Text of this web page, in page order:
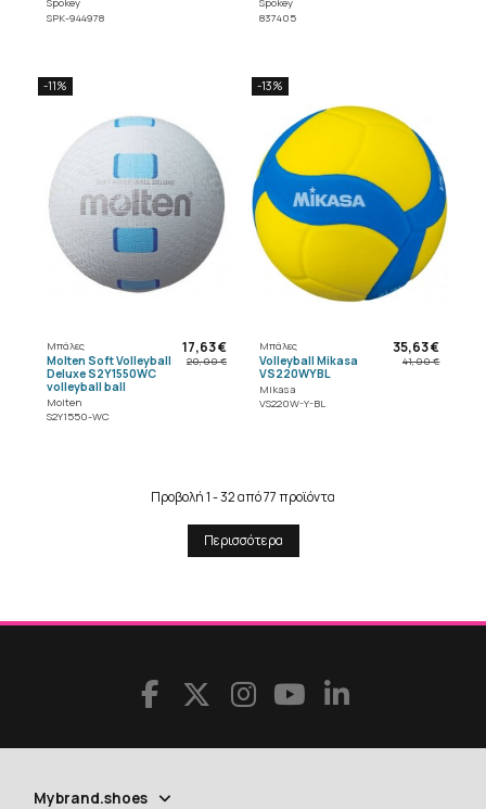
Spokey
SPK-944978
Spokey
837405
-11%
Μπάλες
Molten Soft Volleyball
Deluxe S2Y1550WC
volleyball ball
Molten
S2Y1550-WC
17,63 €
20,00 €
-13%
Μπάλες
Volleyball Mikasa
VS220WYBL
Mikasa
VS220W-Y-BL
35,63 €
41,00 €
Προβολή 1 - 32 από 77 προϊόντα
Περισσότερα
Mybrand.shoes